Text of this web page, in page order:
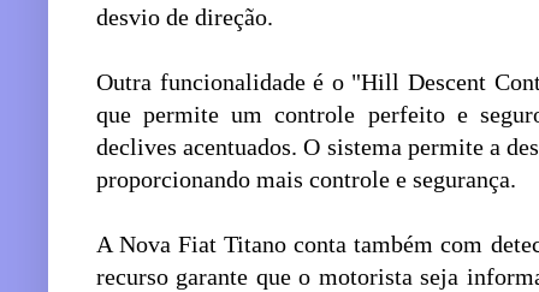
desvio de direção.
Outra funcionalidade é o "Hill Descent
que permite um controle perfeito e
declives acentuados. O sistema permite a
proporcionando mais controle e segurança.
A Nova Fiat Titano conta também com
recurso garante que o motorista seja